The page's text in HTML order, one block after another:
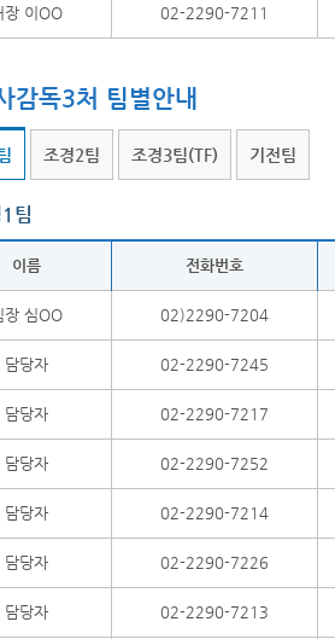
장 이OO 02-2290-7211
감독3처 팀별안내
조경2팀 조경3팀(TF) 기전팀
팀
이름 전화번호
장 심OO 02)2290-7204
담당자 02-2290-7245
담당자 02-2290-7217
담당자 02-2290-7252
담당자 02-2290-7214
담당자 02-2290-7226
담당자 02-2290-7213